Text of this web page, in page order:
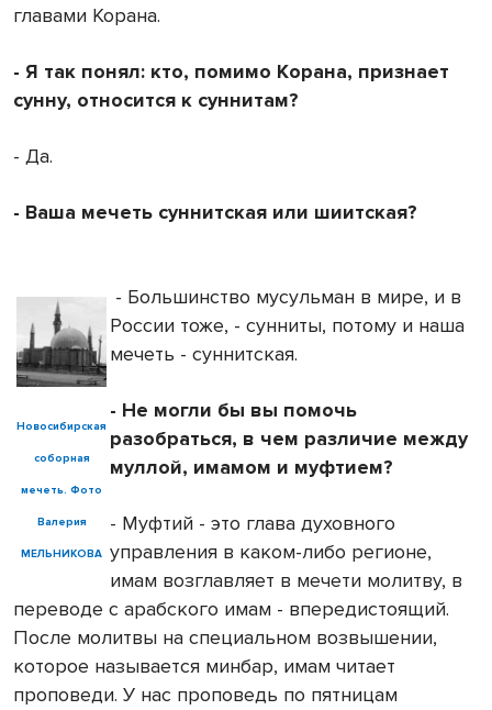
главами Корана.
- Я так понял: кто, помимо Корана, признает
сунну, относится к суннитам?
- Да.
- Ваша мечеть суннитская или шиитская?
Новосибирская
соборная
мечеть. Фото
Валерия
МЕЛЬНИКОВА
- Большинство мусульман в мире, и в
России тоже, - сунниты, потому и наша
мечеть - суннитская.
- Не могли бы вы помочь
разобраться, в чем различие между
муллой, имамом и муфтием?
- Муфтий - это глава духовного
управления в каком-либо регионе,
имам возглавляет в мечети молитву, в
переводе с арабского имам - впередистоящий.
После молитвы на специальном возвышении,
которое называется минбар, имам читает
проповеди. У нас проповедь по пятницам